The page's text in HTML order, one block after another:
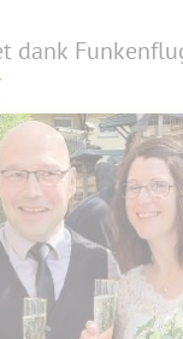
dank